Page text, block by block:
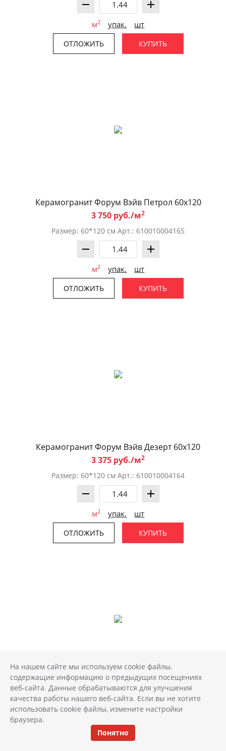
м2 упак. шт
ОТЛОЖИТЬ КУПИТЬ
Керамогранит Форум Вэйв Петрол 60x120
3 750 руб./м2
Размер: 60*120 см Арт.: 610010004165
м2 упак. шт
ОТЛОЖИТЬ КУПИТЬ
Керамогранит Форум Вэйв Дезерт 60x120
3 375 руб./м2
Размер: 60*120 см Арт.: 610010004164
м2 упак. шт
ОТЛОЖИТЬ КУПИТЬ
Керамогранит Форум Вэйв Айрон 60x120
3 750 руб./м2
На нашем сайте мы используем cookie файлы,
содержащие информацию о предыдущих посещениях
веб-сайта. Данные обрабатываются для улучшения
качества работы нашего веб-сайта. Если вы не хотите
использовать cookie файлы, измените настройки
браузера.
Понятно